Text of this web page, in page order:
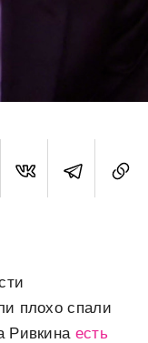
плохо спали
Ривкина есть